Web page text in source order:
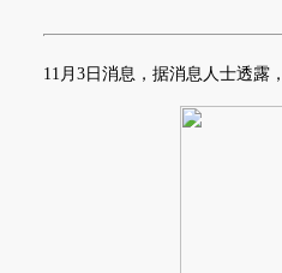
11月3日消息，据消息人士透露